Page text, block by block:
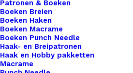
Patronen & Boeken
Boeken Breien
Boeken Haken
Boeken Macrame
Boeken Punch Needle
Haak- en Breipatronen
Haak en Hobby pakketten
Macrame
Op zoek naar een manier om je
haak- en breiwerken naar een
tillen? Onze leren Little Labels
keuze om jouw creaties te
onderscheidend en
Little Labels echt bijzonder